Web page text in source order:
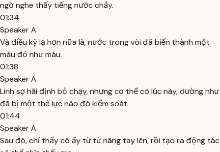
ngờ nghe thấy tiếng nước chảy.
01:34
Speaker A
Và điều kỳ lạ hơn nữa là, nước trong vòi đã biến thành một
màu đỏ như máu.
01:38
Speaker A
Linh sợ hãi định bỏ chạy, nhưng cơ thể cô lúc này, dường như
đã bị một thế lực nào đó kiểm soát.
01:44
Speaker A
Sau đó, chỉ thấy cô ấy từ từ nâng tay lên, rồi tạo ra động tác